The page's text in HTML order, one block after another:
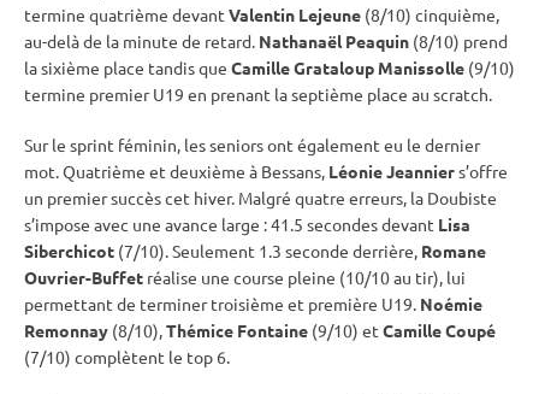
termine quatrième devant Valentin Lejeune (8/10) cinquième,
au-delà de la minute de retard. Nathanaël Peaquin (8/10) prend
la sixième place tandis que Camille Grataloup Manissolle (9/10)
termine premier U19 en prenant la septième place au scratch.
Sur le sprint féminin, les seniors ont également eu le dernier
mot. Quatrième et deuxième à Bessans, Léonie Jeanniers’offre
un premier succès cet hiver. Malgré quatre erreurs, la Doubiste
s’impose avec une avance large : 41.5 secondes devant Lisa
Siberchicot (7/10). Seulement 1.3 seconde derrière, Romane
Ouvrier-Buffet réalise une course pleine (10/10 au tir), lui
permettant de terminer troisième et première U19. Noémie
Remonnay (8/10),Thémice Fontaine (9/10) et Camille Coupé
(7/10) complètent le top 6.